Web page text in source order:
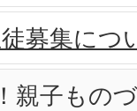
徒募集につ
親子もの